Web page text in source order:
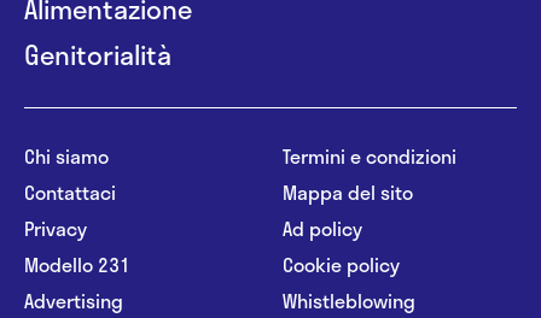
Alimentazione
Genitorialità
Chi siamo
Contattaci
Privacy
Modello 231
Advertising
Termini e condizioni
Mappa del sito
Ad policy
Cookie policy
Whistleblowing